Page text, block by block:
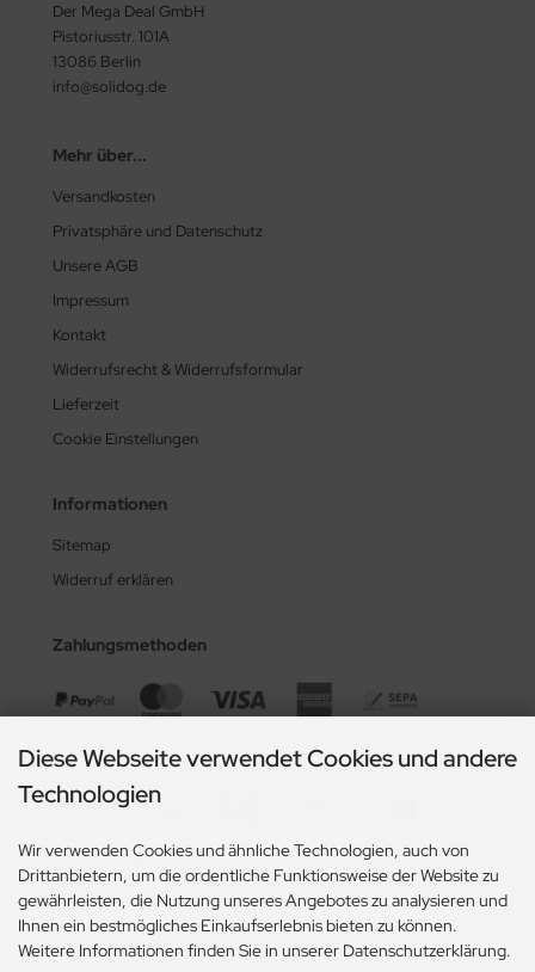
Der Mega Deal GmbH
Pistoriusstr. 101A
13086 Berlin
info@solidog.de
Mehr über...
Versandkosten
Privatsphäre und Datenschutz
Unsere AGB
Impressum
Kontakt
Widerrufsrecht & Widerrufsformular
Lieferzeit
Cookie Einstellungen
Informationen
Sitemap
Widerruf erklären
Zahlungsmethoden
Social Media
Diese Webseite verwendet Cookies und andere
Technologien
Wir verwenden Cookies und ähnliche Technologien, auch von
Drittanbietern, um die ordentliche Funktionsweise der Website zu
gewährleisten, die Nutzung unseres Angebotes zu analysieren und
Ihnen ein bestmögliches Einkaufserlebnis bieten zu können.
Weitere Informationen finden Sie in unserer Datenschutzerklärung.